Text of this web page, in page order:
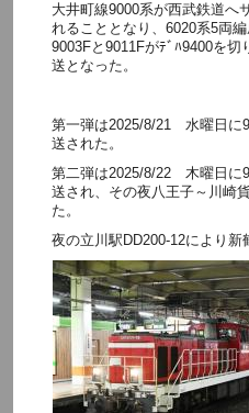
大井町線9000系が西武鉄道へ
れることとなり、6020系5両
9003Fと9011Fがﾃﾞﾊ9400を
送となった。
第一弾は2025/8/21 水曜日に
送された。
第二弾は2025/8/22 木曜日に
送され、その夜八王子～川崎
た。
夜の立川駅DD200-12により新